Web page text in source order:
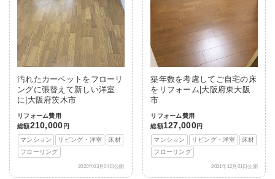
汚れたカーペットをフローリ
ングに張替えて新しい洋室
に|大阪府茨木市
リフォーム費用
総額210,000 円
マンション
リビング・洋室
床材
フローリング
2020年03月04日公開
築年数を考慮してご自宅の床
をリフォーム|大阪府東大阪
市
リフォーム費用
総額127,000円
マンション
リビング・洋室
床材
フローリング
2021年12月01日公開